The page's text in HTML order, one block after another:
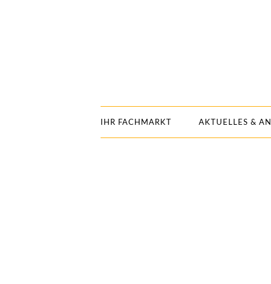
IHR FACHMARKT AKTUELLES &